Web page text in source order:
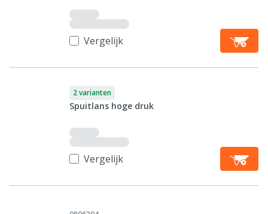
Vergelijk
2 varianten
Spuitlans hoge druk
Vergelijk